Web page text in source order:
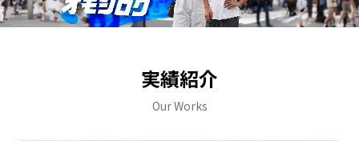
実績紹介
Our Works